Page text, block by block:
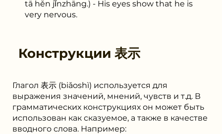
tā hěn jǐnzhāng.) - His eyes show that he is
very nervous.
Конструкции 表示
Глагол 表示 (biǎoshì) используется для
выражения значений, мнений, чувств и т.д. В
грамматических конструкциях он может быть
использован как сказуемое, а также в качестве
вводного слова. Например: